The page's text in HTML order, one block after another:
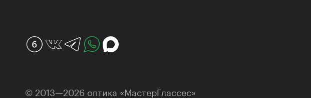
© 2013—2026 оптика «МастерГлассес»